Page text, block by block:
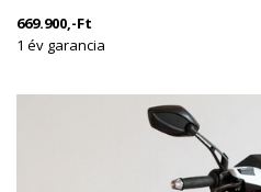
669.900,-Ft
1 év garancia